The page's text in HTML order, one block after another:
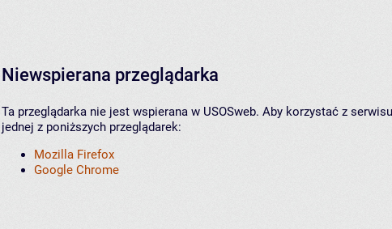
Niewspierana przeglądarka
Ta przeglądarka nie jest wspierana w USOSweb. Aby korzystać z
jednej z poniższych przeglądarek:
Mozilla Firefox
Google Chrome